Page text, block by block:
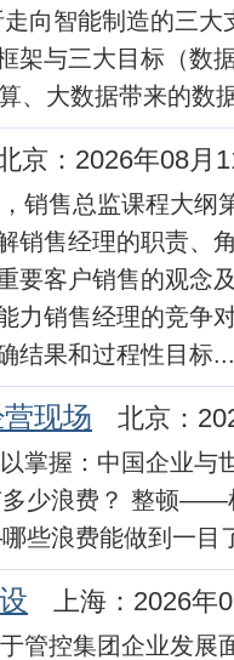
走向智能制造的三
架与三大目标（数
、大数据带来的数
京：2026年08月
销售总监课程大纲
销售经理的职责、
要客户销售的观念
力销售经理的竞争
结果和过程性目标
现场 北京：
掌握：中国企业与
少浪费？ 整顿
些浪费能做到一
上海：2026年
管控集团企业发展